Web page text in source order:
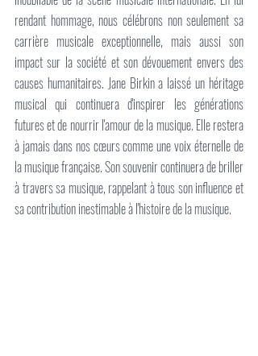
rendant hommage, nous célébrons non seulement sa
carrière musicale exceptionnelle, mais aussi son
impact sur la société et son dévouement envers des
causes humanitaires. Jane Birkin a laissé un héritage
musical qui continuera d'inspirer les générations
futures et de nourrir l'amour de la musique. Elle restera
à jamais dans nos cœurs comme une voix éternelle de
la musique française. Son souvenir continuera de briller
à travers sa musique, rappelant à tous son influence et
sa contribution inestimable à l'histoire de la musique.